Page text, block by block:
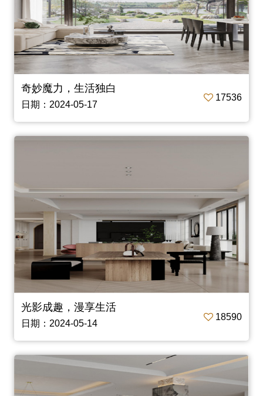
奇妙魔力，生活独白
日期：2024-05-17
17536
光影成趣，漫享生活
日期：2024-05-14
18590